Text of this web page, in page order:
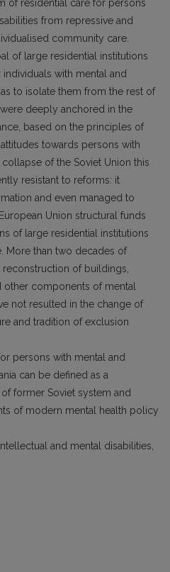
of residential care for persons
from repressive and
community care.
of large residential institutions
with mental and
to isolate them from the rest of
deeply anchored in the
based on the principles of
towards persons with
of the Soviet Union this
resistant to reforms: it
and even managed to
Union structural funds
of large residential institutions
More than two decades of
reconstruction of buildings,
components of mental
not resulted in the change of
and tradition of exclusion
persons with mental and
can be defined as a
former Soviet system and
of modern mental health policy
and mental disabilities,